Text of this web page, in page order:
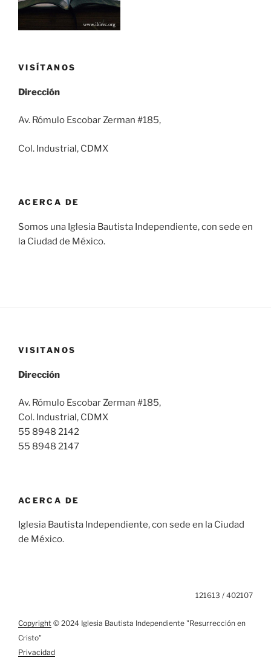
VISÍTANOS
Dirección
Av. Rómulo Escobar Zerman #185,
Col. Industrial, CDMX
ACERCA DE
Somos una Iglesia Bautista Independiente, con sede en
la Ciudad de México.
VISITANOS
Dirección
Av. Rómulo Escobar Zerman #185,
Col. Industrial, CDMX
55 8948 2142
55 8948 2147
ACERCA DE
Iglesia Bautista Independiente, con sede en la Ciudad
de México.
121613 / 402107
Copyright © 2024 Iglesia Bautista Independiente "Resurrección en
Cristo"
Privacidad